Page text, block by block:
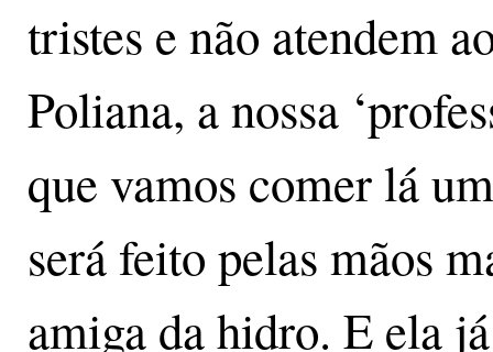
tristes e não atendem
Poliana, a nossa
que vamos comer lá
será feito pelas mãos
amiga da hidro. E ela